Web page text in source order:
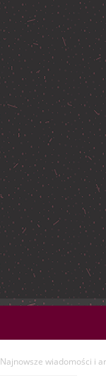
Najnowsze wiadomości i